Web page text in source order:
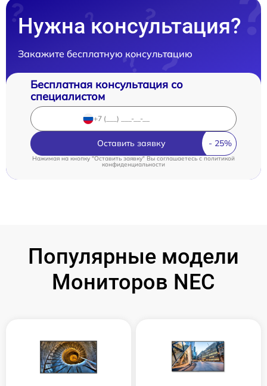
Нужна консультация?
Закажите бесплатную консультацию
Бесплатная консультация со
специалистом
Оставить заявку
Нажимая на кнопку "Оставить заявку" Вы соглашаетесь cполитикой
конфиденциальности
Популярные модели
Мониторов NEC